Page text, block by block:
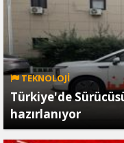
TEKNOLOJİ
Türkiye'de
hazırlanıyor